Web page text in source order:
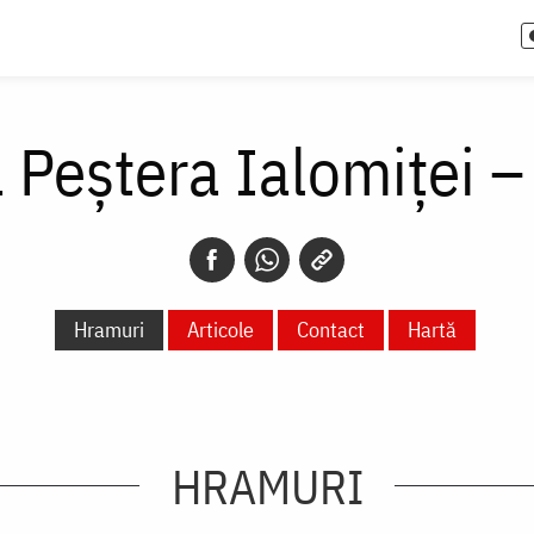
Peștera Ialomiței
Hramuri Articole Contact Hartă
HRAMURI